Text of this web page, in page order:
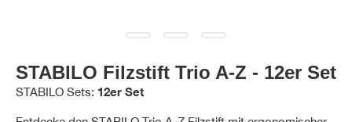
STABILO Filzstift Trio A-Z - 12er Set
STABILO Sets: 12er Set